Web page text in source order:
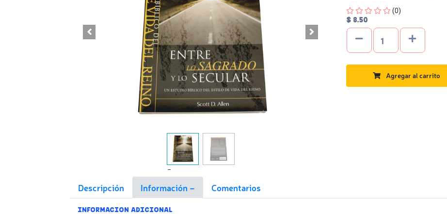
Four out of Five Stars
(0)
$ 8.50
Agregar al carrito
Descripción Información Comentarios
INFORMACION ADICIONAL